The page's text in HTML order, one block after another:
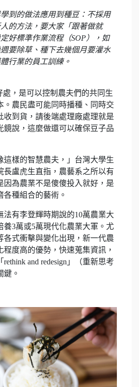
到的做法應用到種豆：不採用
的方法，要大家「跟著做就
好標準作業流程（SOP），如
要除草、種下去幾個月要灌水
行業的員工訓練。
處，是可以控制農夫們的共同生
。農民盡可能同時播種、同時交
收到貨，請後端處理廠處理就是
鏡說，這麼做還可以確保豆子品
這樣的智慧農夫，」台灣大學生
長盧虎生直指，農藝系之所以有
因為農業不是傻傻投入就好，是
種組合的藝術。
法有李登輝時期說的10萬農業大
養3萬或5萬現代化農業大軍。尤
各式衝擊與變化出現，新一代農
程度高的優勢，快速蒐集資訊，
and redesign」（重新思考
鍵。